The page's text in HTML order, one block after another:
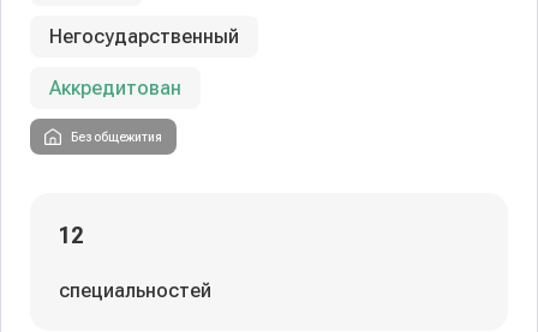
Негосударственный
Аккредитован
Без общежития
12
специальностей